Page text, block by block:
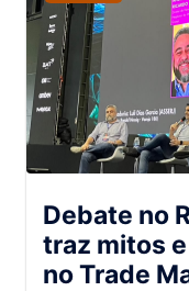
Debate no
traz mitos
no Trade